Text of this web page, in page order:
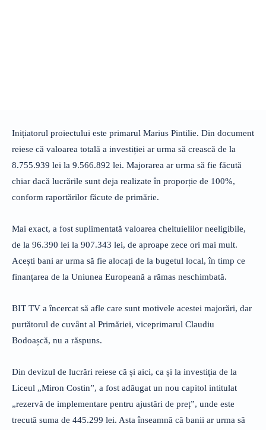
Inițiatorul proiectului este primarul Marius Pintilie. Din document
reiese că valoarea totală a investiției ar urma să crească de la
8.755.939 lei la 9.566.892 lei. Majorarea ar urma să fie făcută
chiar dacă lucrările sunt deja realizate în proporție de 100%,
conform raportărilor făcute de primărie.
Mai exact, a fost suplimentată valoarea cheltuielilor neeligibile,
de la 96.390 lei la 907.343 lei, de aproape zece ori mai mult.
Acești bani ar urma să fie alocați de la bugetul local, în timp ce
finanțarea de la Uniunea Europeană a rămas neschimbată.
BIT TV a încercat să afle care sunt motivele acestei majorări, dar
purtătorul de cuvânt al Primăriei, viceprimarul Claudiu
Bodoașcă, nu a răspuns.
Din devizul de lucrări reiese că și aici, ca și la investiția de la
Liceul „Miron Costin”, a fost adăugat un nou capitol intitulat
„rezervă de implementare pentru ajustări de preț”, unde este
trecută suma de 445.299 lei. Asta înseamnă că banii ar urma să